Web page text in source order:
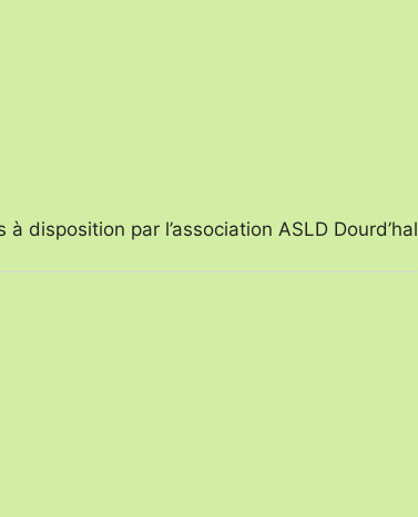
disposition par l’association ASLD Dourd’hal